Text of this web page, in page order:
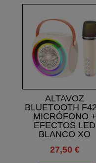
ALTAVOZ
BLUETOOTH
MICRÓFONO +
EFECTOS LED
BLANCO XO
27,50 €